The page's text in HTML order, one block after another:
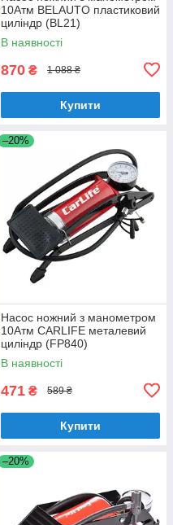
10Атм BELAUTO пластиковий
циліндр (BL21)
В наявності
870 ₴ 1 088 ₴
Купити
–20%
Насос ножний з манометром
10Атм CARLIFE металевий
циліндр (FP840)
В наявності
471 ₴ 589 ₴
Купити
–20%